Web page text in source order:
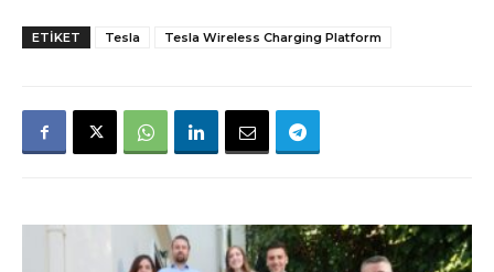
ETIKET Tesla Tesla Wireless Charging Platform